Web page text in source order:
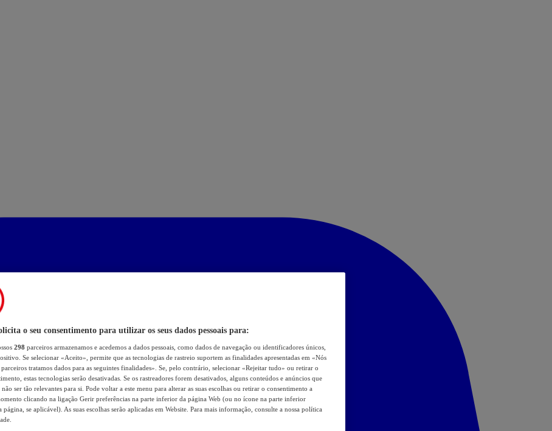
o seu consentimento para utilizar os seus dados pessoais para:
298 parceiros armazenamos e acedemos a dados pessoais, como dados de navegação ou identificadores únicos,
Se selecionar «Aceito», permite que as tecnologias de rastreio suportem as finalidades apresentadas em «Nós
parceiros tratamos dados para as seguintes finalidades». Se, pelo contrário, selecionar «Rejeitar tudo» ou retirar o
estas tecnologias serão desativadas. Se os rastreadores forem desativados, alguns conteúdos e anúncios que
ser tão relevantes para si. Pode voltar a este menu para alterar as suas escolhas ou retirar o consentimento a
clicando na ligação Gerir preferências na parte inferior da página Web (ou no ícone na parte inferior
página, se aplicável). As suas escolhas serão aplicadas em Website. Para mais informação, consulte a nossa política